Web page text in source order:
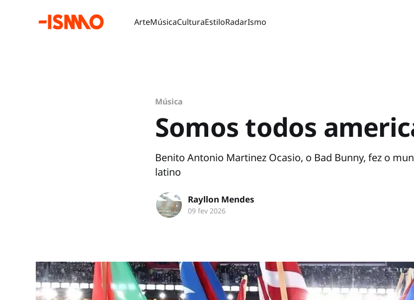
ArteMúsicaCulturaEstiloRadarIsmo
Música
Somos todos
Benito Antonio Martinez Ocasio, o Bad Bunny, fez o
latino
Rayllon Mendes
09 fev 2026